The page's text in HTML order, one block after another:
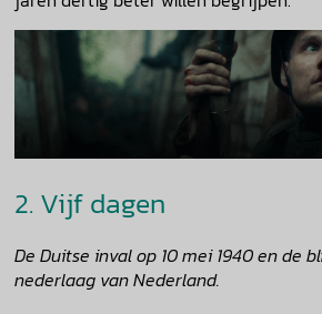
2. Vijf dagen
De Duitse inval op 10 mei 1940 en de
nederlaag van Nederland.